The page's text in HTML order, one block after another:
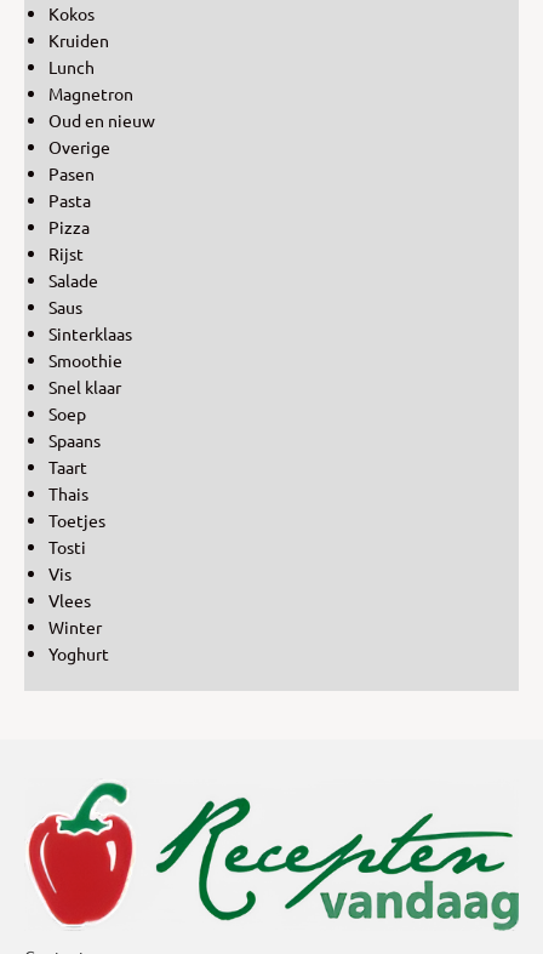
Kokos
Kruiden
Lunch
Magnetron
Oud en nieuw
Overige
Pasen
Pasta
Pizza
Rijst
Salade
Saus
Sinterklaas
Smoothie
Snel klaar
Soep
Spaans
Taart
Thais
Toetjes
Tosti
Vis
Vlees
Winter
Yoghurt